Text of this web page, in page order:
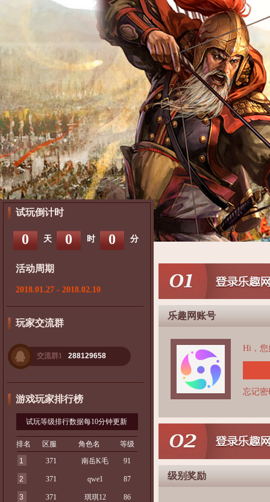
试玩倒计时
0 天 0 时 0 分
活动周期
2018.01.27 - 2018.02.10
玩家交流群
交流群1 288129658
游戏玩家排行榜
试玩等级排行数据每10分钟更新
排名 区服 角色名
等级
1
371 南岳K毛 91
2 371 qwe1 87
3 371 琪琪12 86
乐趣网账号
Hi，您
忘记密
级别奖励